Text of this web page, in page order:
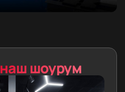
наш шоурум